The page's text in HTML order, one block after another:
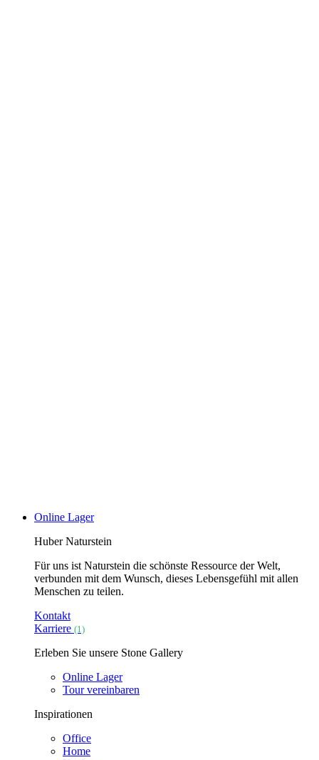
Online Lager
Huber Naturstein
Für uns ist Naturstein die schönste Ressource der Welt,
verbunden mit dem Wunsch, dieses Lebensgefühl mit allen
Menschen zu teilen.
Kontakt
Karriere (1)
Erleben Sie unsere Stone Gallery
Online Lager
Tour vereinbaren
Inspirationen
Office
Home